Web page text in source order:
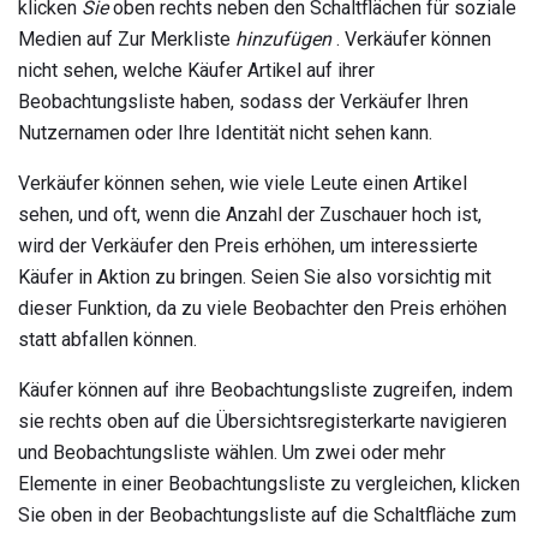
klicken Sieoben rechts neben den Schaltflächen für soziale
Medien auf Zur Merkliste hinzufügen. Verkäufer können
nicht sehen, welche Käufer Artikel auf ihrer
Beobachtungsliste haben, sodass der Verkäufer Ihren
Nutzernamen oder Ihre Identität nicht sehen kann.
Verkäufer können sehen, wie viele Leute einen Artikel
sehen, und oft, wenn die Anzahl der Zuschauer hoch ist,
wird der Verkäufer den Preis erhöhen, um interessierte
Käufer in Aktion zu bringen. Seien Sie also vorsichtig mit
dieser Funktion, da zu viele Beobachter den Preis erhöhen
statt abfallen können.
Käufer können auf ihre Beobachtungsliste zugreifen, indem
sie rechts oben auf die Übersichtsregisterkarte navigieren
und Beobachtungsliste wählen. Um zwei oder mehr
Elemente in einer Beobachtungsliste zu vergleichen, klicken
Sie oben in der Beobachtungsliste auf die Schaltfläche zum